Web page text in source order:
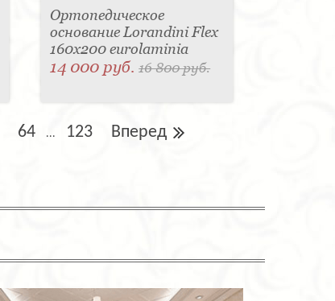
Ортопедическое
основание Lorandini Flex
160x200 eurolaminia
14 000 руб.16 800 руб.
64 ... 123 Вперед